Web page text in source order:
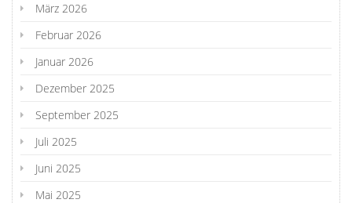
März 2026
Februar 2026
Januar 2026
Dezember 2025
September 2025
Juli 2025
Juni 2025
Mai 2025